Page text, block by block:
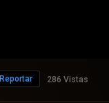
286 Vistas
Reportar